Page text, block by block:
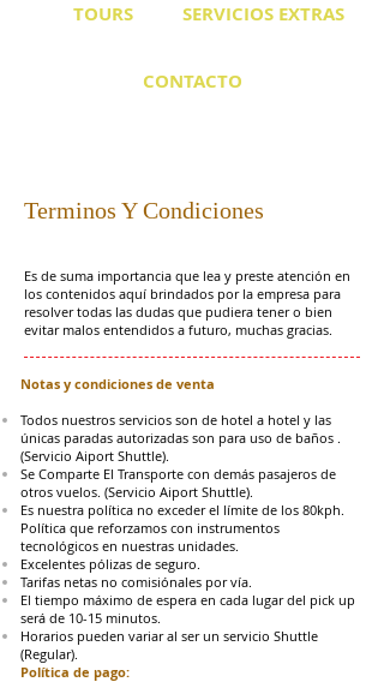
Terminos Y Condiciones
Es de suma importancia que lea y preste atención en
los contenidos aquí brindados por la empresa para
resolver todas las dudas que pudiera tener o bien
evitar malos entendidos a futuro, muchas gracias.
Notas y condiciones de venta
Todos nuestros servicios son de hotel a hotel y las
únicas paradas autorizadas son para uso de baños .
(Servicio Aiport Shuttle).
Se Comparte El Transporte con demás pasajeros de
otros vuelos. (Servicio Aiport Shuttle).
Es nuestra política no exceder el límite de los 80kph.
Política que reforzamos con instrumentos
tecnológicos en nuestras unidades.
Excelentes pólizas de seguro.
Tarifas netas no comisiónales por vía.
El tiempo máximo de espera en cada lugar del pick up
será de 10-15 minutos.
Horarios pueden variar al ser un servicio Shuttle
(Regular).
Política de pago:
TOURS SERVICIOS EXTRAS
CONTACTO